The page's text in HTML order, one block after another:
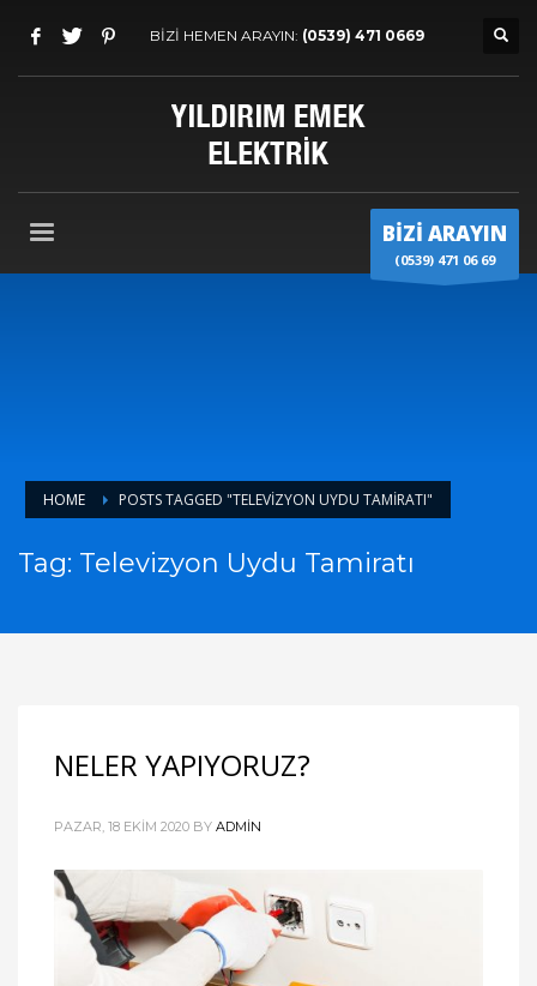
BİZİ HEMEN ARAYIN: (0539) 471 0669
BİZİ ARAYIN
(0539) 471 06 69
HOME POSTS TAGGED "TELEVIZYON UYDU TAMIRATI"
Tag: Televizyon Uydu Tamiratı
NELER YAPIYORUZ?
PAZAR, 18 EKIM 2020 BY ADMIN